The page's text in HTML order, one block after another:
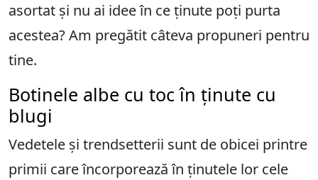
asortat și nu ai idee în ce ținute poți purta
acestea? Am pregătit câteva propuneri pentru
tine.
Botinele albe cu toc în ținute cu
blugi
Vedetele și trendsetterii sunt de obicei printre
primii care încorporează în ținutele lor cele